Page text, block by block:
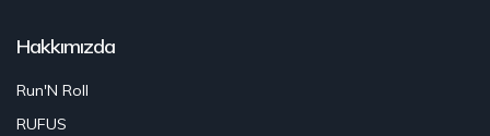
Hakkımızda
Run'N Roll
RUFUS